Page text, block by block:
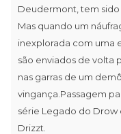
Deudermont, tem sido
Mas quando um
inexplorada com uma
são enviados de volta
nas garras de um
vingança.Passagem
série Legado do Drow
Drizzt.